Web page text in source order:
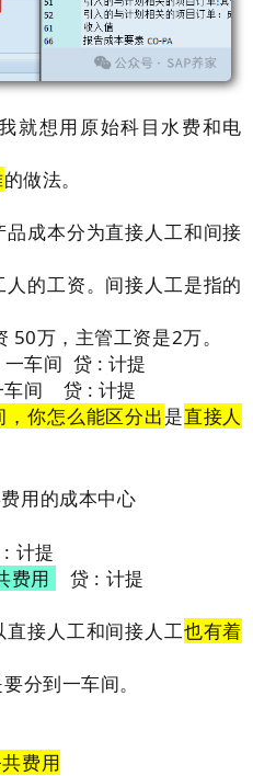
就想用原始科目水费和电
的做法。
成本分为直接人工和间接
的工资。间接人工是指的
50万，主管工资是2万。
车间 贷 : 计提
间
贷 : 计提
你怎么能区分出是直接人
用的成本中心
计提
费用 贷 : 计提
接人工和间接人工也有着
分到一车间。
费用